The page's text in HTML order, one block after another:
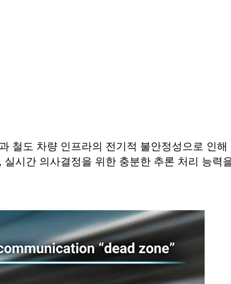
철도 차량 인프라의 전기적 불안정성으로 인
시간 의사결정을 위한 충분한 추론 처리 능력